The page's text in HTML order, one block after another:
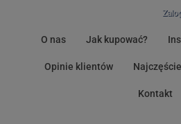
O nas Jak kupować?
Opinie klientów
Kontakt